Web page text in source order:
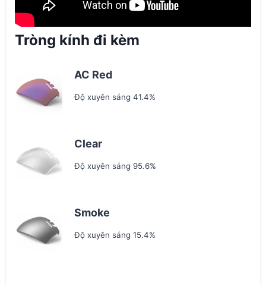
Tròng kính đi kèm
AC Red
Độ xuyên sáng 41.4%
Clear
Độ xuyên sáng 95.6%
Smoke
Độ xuyên sáng 15.4%